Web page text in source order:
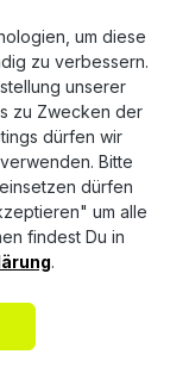
um diese
zu verbessern.
unserer
zu Zwecken der
dürfen wir
Bitte
dürfen
um alle
findest Du in
.